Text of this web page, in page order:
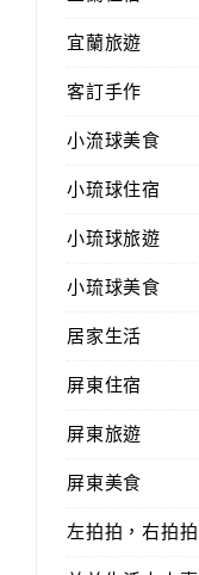
宜蘭旅遊
客訂手作
小流球美食
小琉球住宿
小琉球旅遊
小琉球美食
居家生活
屏東住宿
屏東旅遊
屏東美食
左拍拍，右拍拍